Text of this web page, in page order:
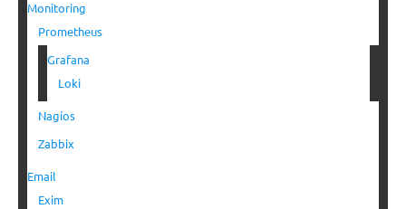
Monitoring
Prometheus
Grafana
Loki
Nagios
Zabbix
Email
Exim